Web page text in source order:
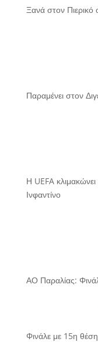
Ξανά στον Πιερικό
Παραμένει στον
Η UEFA
Ινφαντίνο
ΑΟ Παραλίας:
Φινάλε με 15η